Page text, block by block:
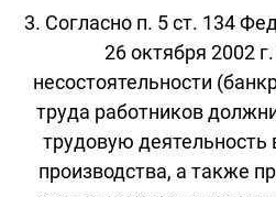
3. Согласно п. 5 ст. 134
26 октября 2002
несостоятельности
труда работников
трудовую деятельность
производства, а также